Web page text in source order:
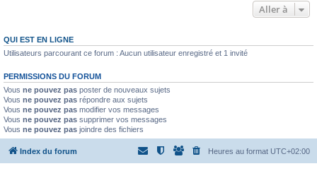
Aller à
QUI EST EN LIGNE
Utilisateurs parcourant ce forum : Aucun utilisateur enregistré et 1 invité
PERMISSIONS DU FORUM
Vous ne pouvez pas poster de nouveaux sujets
Vous ne pouvez pas répondre aux sujets
Vous ne pouvez pas modifier vos messages
Vous ne pouvez pas supprimer vos messages
Vous ne pouvez pas joindre des fichiers
Index du forum Heures au format UTC+02:00